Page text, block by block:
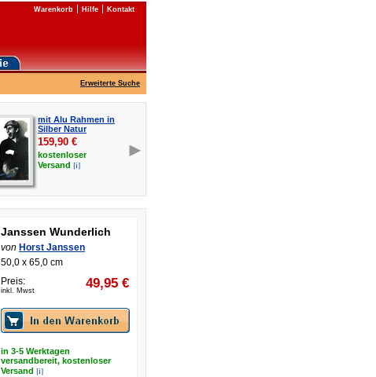
Warenkorb Hilfe Kontakt
Erweiterte Suche
mit Alu Rahmen in
Silber Natur
159,90 €
kostenloser
Versand [i]
Janssen Wunderlich
von Horst Janssen
50,0 x 65,0 cm
Preis:
inkl. Mwst 49,95 €
in 3-5 Werktagen
versandbereit, kostenloser
Versand [i]